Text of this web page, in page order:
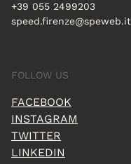
+39 055 2499203
speed.firenze@speweb.it
FOLLOW US
FACEBOOK
INSTAGRAM
TWITTER
LINKEDIN